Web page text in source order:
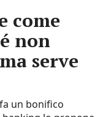
come
non
serve
un bonifico